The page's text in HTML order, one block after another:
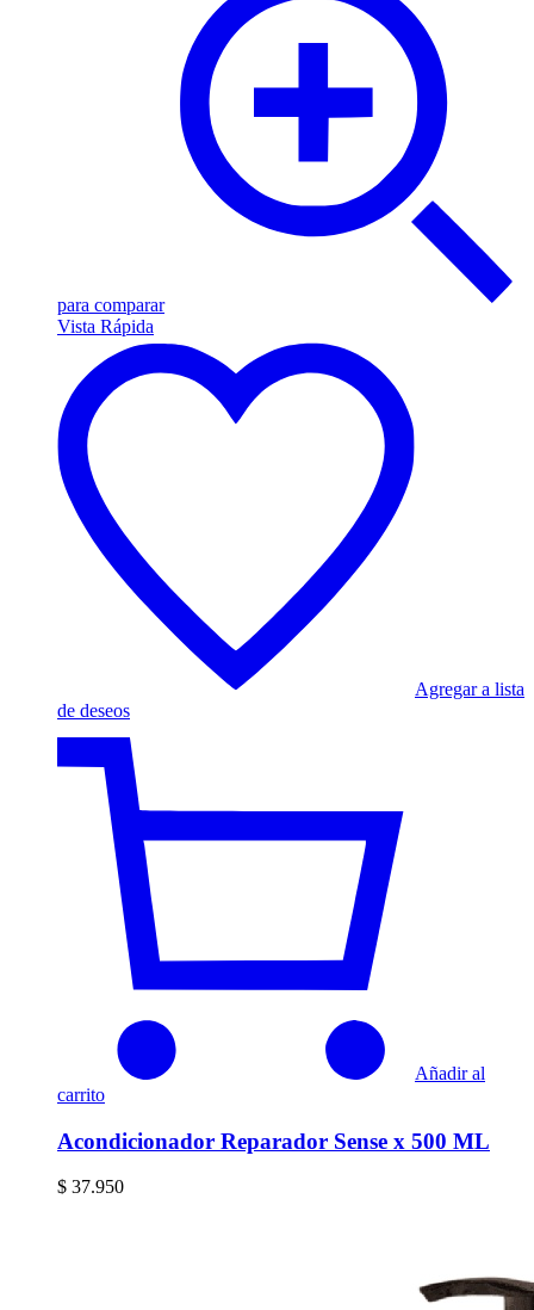
para comparar
Vista Rápida
Agregar a lista
de deseos
Añadir al
carrito
Acondicionador Reparador Sense x 500 ML
$ 37.950